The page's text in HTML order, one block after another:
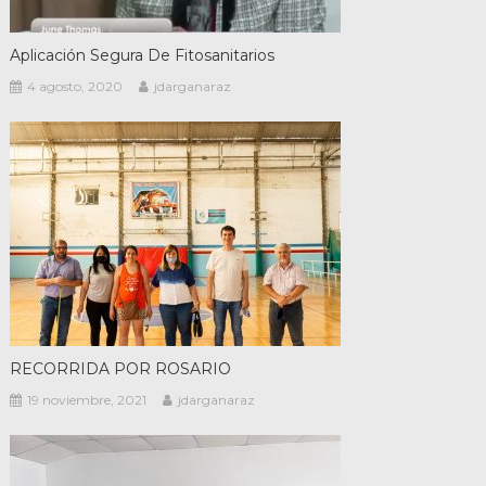
Aplicación Segura De Fitosanitarios
4 agosto, 2020 jdarganaraz
RECORRIDA POR ROSARIO
19 noviembre, 2021 jdarganaraz